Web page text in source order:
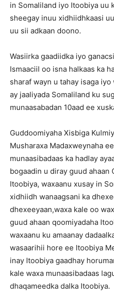
in Somaliland iyo Itoobiya uu
sheegay inuu xidhiidhkaasi
uu sii adkaan doono.
Wasiirka gaadiidka iyo
Ismaaciil oo isna halkaas ka
sharaf wayn u tahay isaga
ay jaaliyada Somaliland ku
munaasabadan 10aad ee
Guddoomiyaha Xisbiga
Musharaxa Madaxweynaha
munaasibadaas ka hadlay
bogaadin u diray guud ahaan
Itoobiya, waxaanu xusay in
xidhiidh wanaagsani ka
dhexeeyaan,waxa kale oo
guud ahaan qoomiyadaha
waxaanu ku amaanay
wasaarihii hore ee Itoobiya
inay Itoobiya gaadhay
kale waxa munaasibadaas
dhaqameedka dalka Itoobiya.